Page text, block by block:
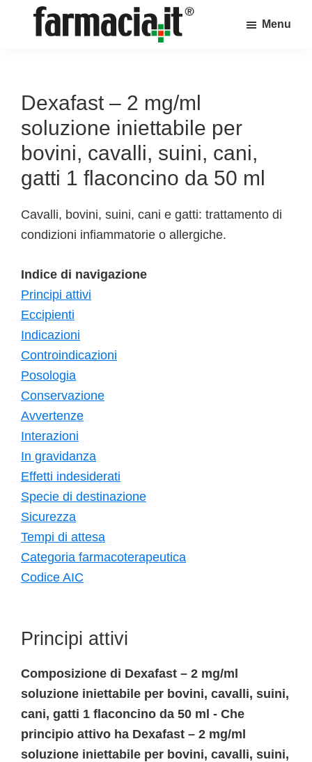
sul
mondo
della
farmacia
online
Menu
Dexafast – 2 mg/ml
soluzione iniettabile per
bovini, cavalli, suini, cani,
gatti 1 flaconcino da 50 ml
Cavalli, bovini, suini, cani e gatti: trattamento di
condizioni infiammatorie o allergiche.
Indice di navigazione
Principi attivi
Eccipienti
Indicazioni
Controindicazioni
Posologia
Conservazione
Avvertenze
Interazioni
In gravidanza
Effetti indesiderati
Specie di destinazione
Sicurezza
Tempi di attesa
Categoria farmacoterapeutica
Codice AIC
Principi attivi
Composizione di Dexafast – 2 mg/ml
soluzione iniettabile per bovini, cavalli, suini,
cani, gatti 1 flaconcino da 50 ml - Che
principio attivo ha Dexafast – 2 mg/ml
soluzione iniettabile per bovini, cavalli, suini,